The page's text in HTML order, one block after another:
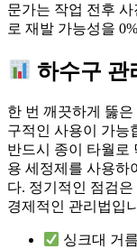
문가는 작업 전후
로 재발 가능성을
하수구 관
한 번 깨끗하게 뚫
구적인 사용이 가능
반드시 종이 타월로
용 세정제를 사용하
다. 정기적인 점검
경제적인 관리법입
싱크대 거